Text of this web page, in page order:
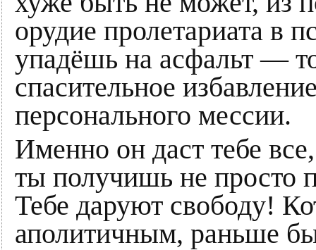
орудие пролетариата в
упадёшь на асфальт —
спасительное
персонального мессии.
Именно он даст тебе
ты получишь не просто
Тебе даруют свободу!
аполитичным, раньше